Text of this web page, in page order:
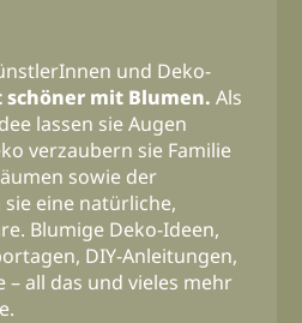
und Deko-
schöner mit Blumen. Als
lassen sie Augen
verzaubern sie Familie
sowie der
eine natürliche,
Blumige Deko-Ideen,
DIY-Anleitungen,
– all das und vieles mehr